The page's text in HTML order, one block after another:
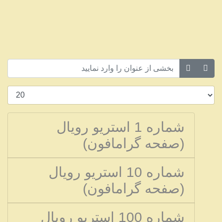
شماره 1 استریو رویال
(صفحه گرامافون)
شماره 10 استریو رویال
(صفحه گرامافون)
شماره 100 استریو رویال